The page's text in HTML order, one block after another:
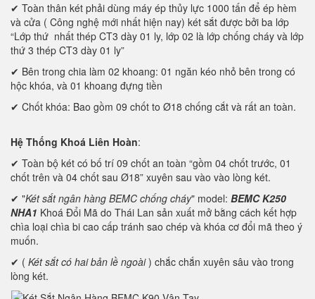
✔ Toàn thân két phải dùng máy ép thủy lực 1000 tấn để ép hèm
và cửa ( Công nghệ mới nhất hiện nay) két sắt được bởi ba lớp
“Lớp thứ nhất thép CT3 dày 01 ly, lớp 02 là lớp chống cháy và lớp
thứ 3 thép CT3 dày 01 ly”
✔ Bên trong chia làm 02 khoang: 01 ngăn kéo nhỏ bên trong có
hộc khóa, và 01 khoang đựng tiền
✔ Chốt khóa: Bao gồm 09 chốt to Ø18 chống cắt và rất an toàn.
Hệ Thống Khoá Liên Hoàn:
✔ Toàn bộ két có bố trí 09 chốt an toàn “gồm 04 chốt trước, 01
chốt trên và 04 chốt sau Ø18” xuyên sau vào vào lòng két.
✔ "Két sắt ngân hàng BEMC chống cháy" model: BEMC K250
NHA1 Khoá Đổi Mã do Thái Lan sản xuất mở bằng cách kết hợp
chìa loại chìa bi cao cấp tránh sao chép và khóa cơ đổi mã theo ý
muốn.
✔ ( Két sắt có hai bản lề ngoài) chắc chắn xuyên sâu vào trong
lòng két.